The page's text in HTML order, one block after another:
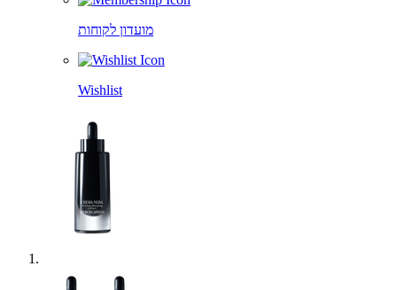
מועדון לקוחות
Wishlist